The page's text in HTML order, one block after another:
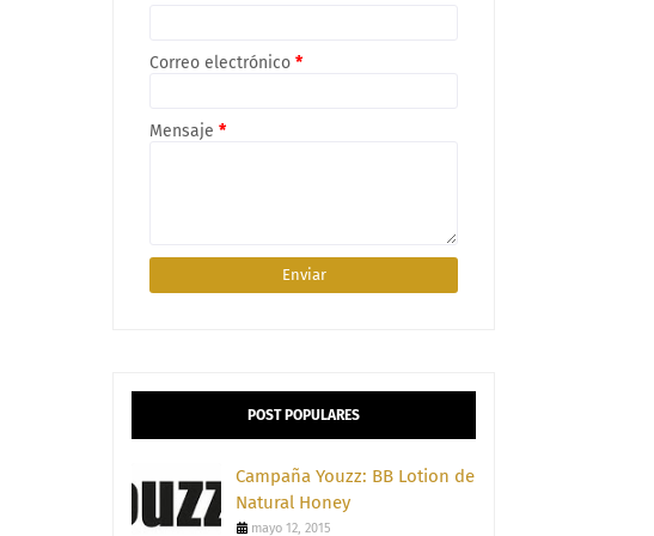
Correo electrónico *
Mensaje *
POST POPULARES
Campaña Youzz: BB Lotion de
Natural Honey
mayo 12, 2015